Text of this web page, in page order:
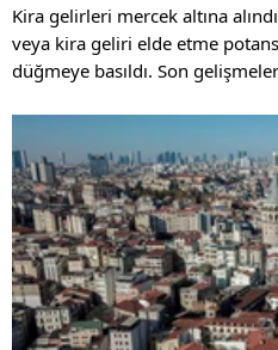
Kira gelirleri mercek altına
veya kira geliri elde etme
düğmeye basıldı. Son